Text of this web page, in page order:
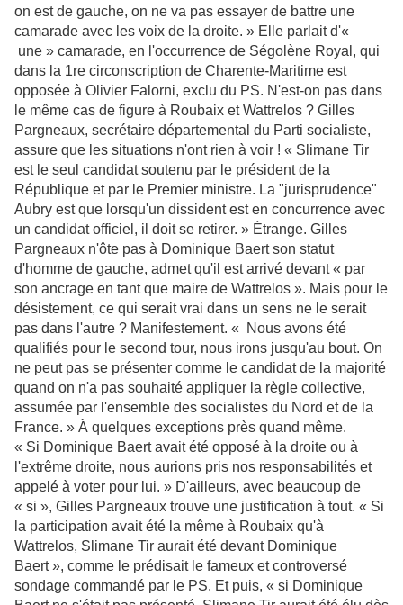
on est de gauche, on ne va pas essayer de battre une
camarade avec les voix de la droite. » Elle parlait d'«
une » camarade, en l'occurrence de Ségolène Royal, qui
dans la 1re circonscription de Charente-Maritime est
opposée à Olivier Falorni, exclu du PS. N'est-on pas dans
le même cas de figure à Roubaix et Wattrelos ? Gilles
Pargneaux, secrétaire départemental du Parti socialiste,
assure que les situations n'ont rien à voir ! « Slimane Tir
est le seul candidat soutenu par le président de la
République et par le Premier ministre. La "jurisprudence"
Aubry est que lorsqu'un dissident est en concurrence avec
un candidat officiel, il doit se retirer. » Étrange. Gilles
Pargneaux n'ôte pas à Dominique Baert son statut
d'homme de gauche, admet qu'il est arrivé devant « par
son ancrage en tant que maire de Wattrelos ». Mais pour le
désistement, ce qui serait vrai dans un sens ne le serait
pas dans l'autre ? Manifestement. « Nous avons été
qualifiés pour le second tour, nous irons jusqu'au bout. On
ne peut pas se présenter comme le candidat de la majorité
quand on n'a pas souhaité appliquer la règle collective,
assumée par l'ensemble des socialistes du Nord et de la
France. » À quelques exceptions près quand même.
« Si Dominique Baert avait été opposé à la droite ou à
l'extrême droite, nous aurions pris nos responsabilités et
appelé à voter pour lui. » D'ailleurs, avec beaucoup de
« si », Gilles Pargneaux trouve une justification à tout. « Si
la participation avait été la même à Roubaix qu'à
Wattrelos, Slimane Tir aurait été devant Dominique
Baert », comme le prédisait le fameux et controversé
sondage commandé par le PS. Et puis, « si Dominique